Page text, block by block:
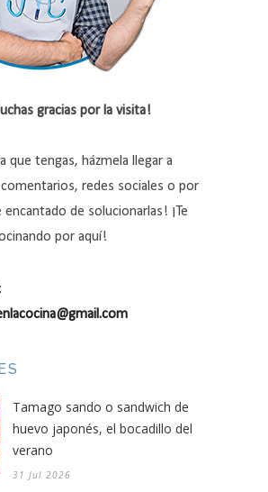
gracias por la visita!
que tengas, házmela llegar a
redes sociales o por
encantado de solucionarlas! ¡Te
por aquí!
Tamago sando o sandwich de
huevo japonés, el bocadillo del
verano
31 Jul 2026